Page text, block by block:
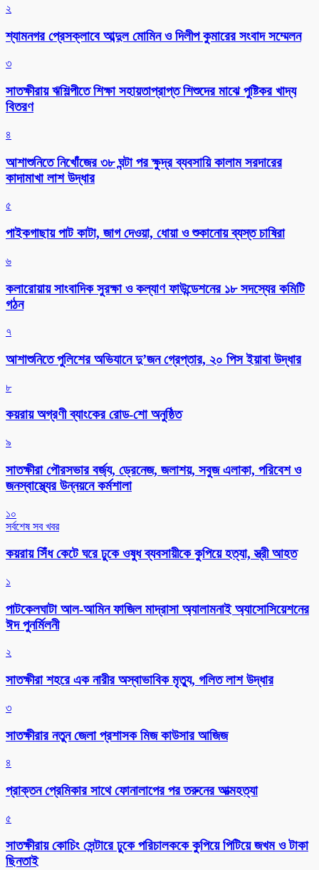
২
শ্যামনগর প্রেসক্লাবে আব্দুল মোমিন ও দিলীপ কুমারের সংবাদ সম্মেলন
৩
সাতক্ষীরায় ঋশিল্পীতে শিক্ষা সহায়তাপ্রাপ্ত শিশুদের মাঝে পুষ্টিকর খাদ্য
বিতরণ
৪
আশাশুনিতে নিখোঁজের ৩৮ ঘন্টা পর ক্ষুদ্র ব্যবসায়ি কালাম সরদারের
কাদামাখা লাশ উদ্ধার
৫
পাইকগাছায় পাট কাটা, জাগ দেওয়া, ধোয়া ও শুকানোয় ব্যস্ত চাষিরা
৬
কলারোয়ায় সাংবাদিক সুরক্ষা ও কল্যাণ ফাউন্ডেশনের ১৮ সদস্যের কমিটি
গঠন
৭
আশাশুনিতে পুলিশের অভিযানে দু’জন গ্রেপ্তার, ২০ পিস ইয়াবা উদ্ধার
৮
কয়রায় অগ্রণী ব্যাংকের রোড-শো অনুষ্ঠিত
৯
সাতক্ষীরা পৌরসভার বর্জ্য, ড্রেনেজ, জলাশয়, সবুজ এলাকা, পরিবেশ ও
জনস্বাস্থ্যের উন্নয়নে কর্মশালা
১০
সর্বশেষ সব খবর
কয়রায় সিঁধ কেটে ঘরে ঢুকে ওষুধ ব্যবসায়ীকে কুপিয়ে হত্যা, স্ত্রী আহত
১
পাটকেলঘাটা আল-আমিন ফাজিল মাদ্রাসা অ্যালামনাই অ্যাসোসিয়েশনের
ঈদ পুনর্মিলনী
২
সাতক্ষীরা শহরে এক নারীর অস্বাভাবিক মৃত্যু, গলিত লাশ উদ্ধার
৩
সাতক্ষীরার নতুন জেলা প্রশাসক মিজ কাউসার আজিজ
৪
প্রাক্তন প্রেমিকার সাথে ফোনালাপের পর তরুনের আত্মহত্যা
৫
সাতক্ষীরায় কোচিং সেন্টারে ঢুকে পরিচালককে কুপিয়ে পিটিয়ে জখম ও টাকা
ছিনতাই